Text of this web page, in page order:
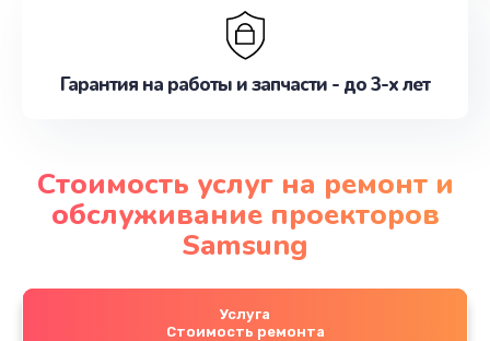
Гарантия на работы и запчасти - до 3-х лет
Стоимость услуг на ремонт и
обслуживание проекторов
Samsung
Услуга
Стоимость ремонта